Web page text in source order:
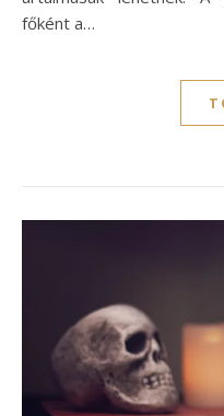
főként a…